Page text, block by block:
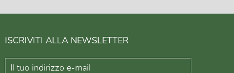
ISCRIVITI ALLA NEWSLETTER